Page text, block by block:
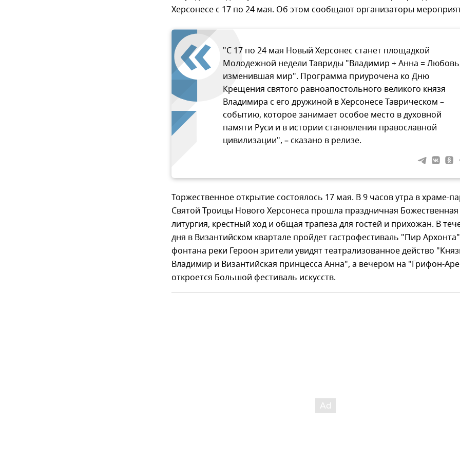
Херсонесе с 17 по 24 мая. Об этом сообщают организаторы
"С 17 по 24 мая Новый Херсонес станет площадкой
Молодежной недели Тавриды "Владимир + Анна =
изменившая мир". Программа приурочена ко Дню
Крещения святого равноапостольного великого князя
Владимира с его дружиной в Херсонесе Таврическом –
событию, которое занимает особое место в духовной
памяти Руси и в истории становления православной
цивилизации", – сказано в релизе.
Торжественное открытие состоялось 17 мая. В 9 часов утра в храме-
Святой Троицы Нового Херсонеса прошла праздничная Божественная
литургия, крестный ход и общая трапеза для гостей и прихожан. В
дня в Византийском квартале пройдет гастрофестиваль "Пир
фонтана реки Героон зрители увидят театрализованное действо
Владимир и Византийская принцесса Анна", а вечером на "Грифон-
откроется Большой фестиваль искусств.